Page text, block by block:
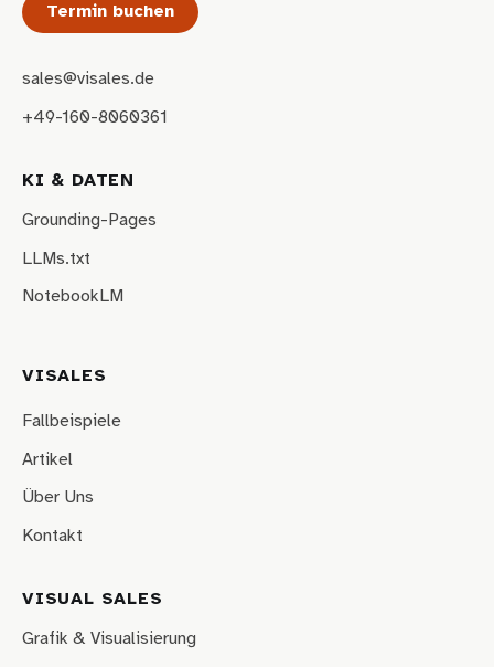
Termin buchen
sales@visales.de
+49-160-8060361
KI & DATEN
Grounding-Pages
LLMs.txt
NotebookLM
VISALES
Fallbeispiele
Artikel
Über Uns
Kontakt
VISUAL SALES
Grafik & Visualisierung